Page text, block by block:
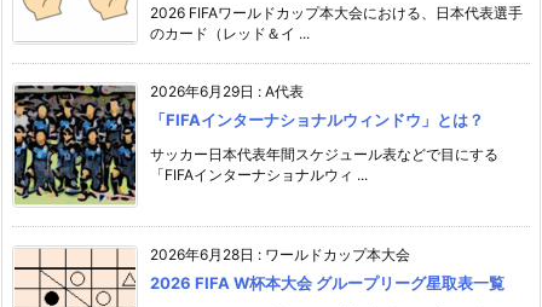
2026 FIFAワールドカップ本大会における、日本代表選手
のカード（レッド＆イ ...
2026年6月29日 : A代表
「FIFAインターナショナルウィンドウ」とは？
サッカー日本代表年間スケジュール表などで目にする
「FIFAインターナショナルウィ ...
2026年6月28日 : ワールドカップ本大会
2026 FIFA W杯本大会 グループリーグ星取表一覧